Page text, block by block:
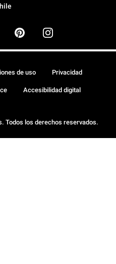
Todos los derechos reservados.
de uso Privacidad
Accesibilidad digital